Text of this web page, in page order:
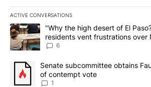
ACTIVE CONVERSATIONS
The following is a list of the most
A trending article titled ""Why the high
"Why the high desert of El
residents vent frustrations over
utilities
6
A trending article titled "Senate
Senate subcommittee obtains
of contempt vote
1